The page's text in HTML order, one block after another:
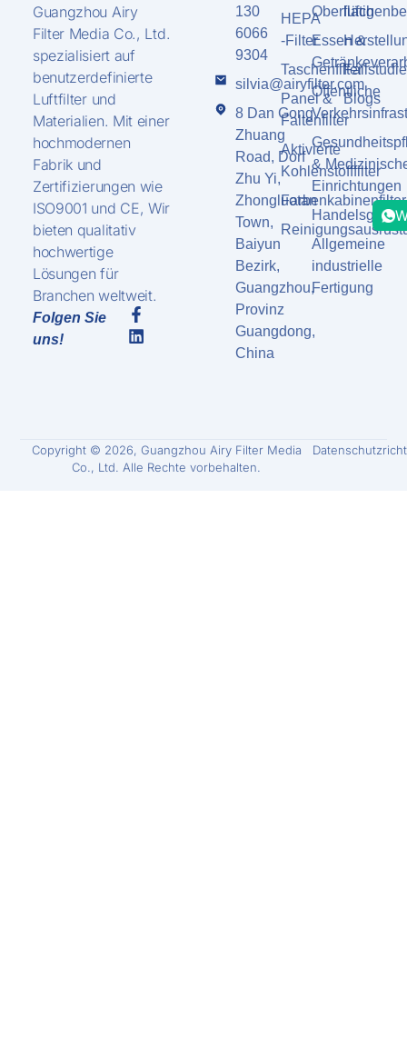
Guangzhou Airy
Filter Media Co., Ltd.
spezialisiert auf
benutzerdefinierte
Luftfilter und
Materialien. Mit einer
hochmodernen
Fabrik und
Zertifizierungen wie
ISO9001 und CE, Wir
bieten qualitativ
hochwertige
Lösungen für
Branchen weltweit.
Folgen Sie
uns!
HEPA
-Filter
Taschenfilter
Panel &
Faltenfilter
Aktivierte
Kohlenstofffilter
Farbenkabinenfilter
Essen &
Öffentliche
&
Einrichtungen
Allgemeine
industrielle
Fertigung
luftig
Blogs
130
6066
9304
silvia@airyfilter.com
8 Dan Gong
Zhuang
Road, Dorf
Zhu Yi,
Zhongluotan
Town,
Baiyun
Bezirk,
Guangzhou,
Provinz
Guangdong,
China
Copyright © 2026, Guangzhou Airy Filter Media
Co., Ltd. Alle Rechte vorbehalten.